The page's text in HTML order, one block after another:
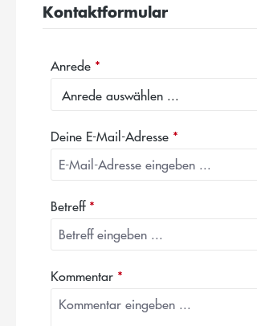
Kontaktformular
Anrede *
Deine E-Mail-Adresse *
Betreff *
Kommentar *